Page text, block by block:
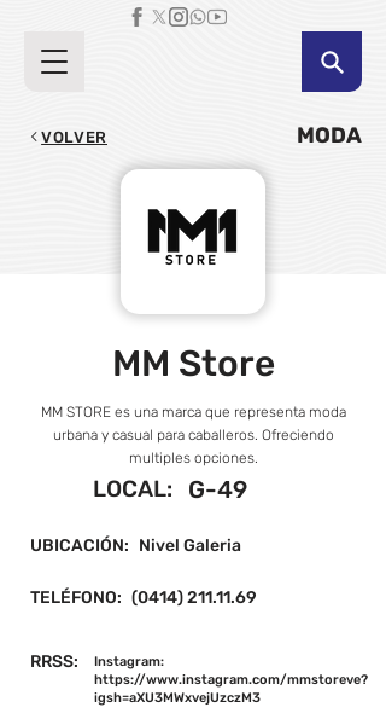
VOLVER MODA
MM Store
MM STORE es una marca que representa moda
urbana y casual para caballeros. Ofreciendo
multiples opciones.
LOCAL: G-49
UBICACIÓN: Nivel Galeria
TELÉFONO: (0414) 211.11.69
RRSS:
Instagram:
https://www.instagram.com/mmstoreve?
igsh=aXU3MWxvejUzczM3